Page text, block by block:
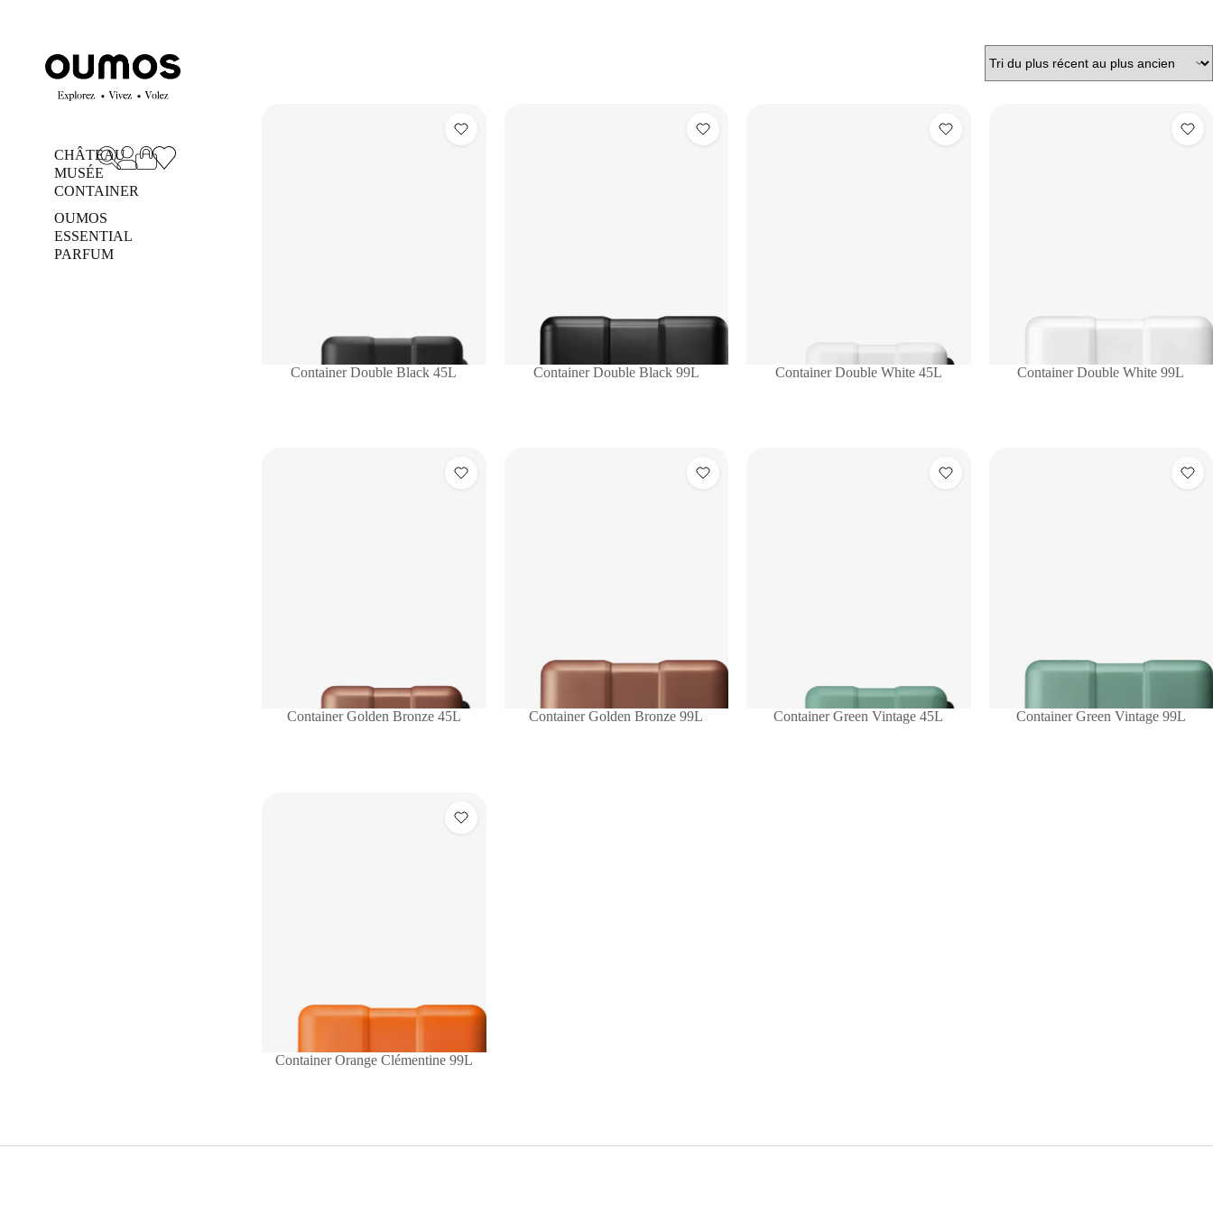
CHÂTEAU
MUSÉE
CONTAINER
OUMOS
ESSENTIAL
PARFUM
Container Double Black 45L Container Double Black 99L Container Double White 45L Container Double White 99L
Container Golden Bronze 45L Container Golden Bronze 99L Container Green Vintage 45L Container Green Vintage 99L
Container Orange Clémentine 99L